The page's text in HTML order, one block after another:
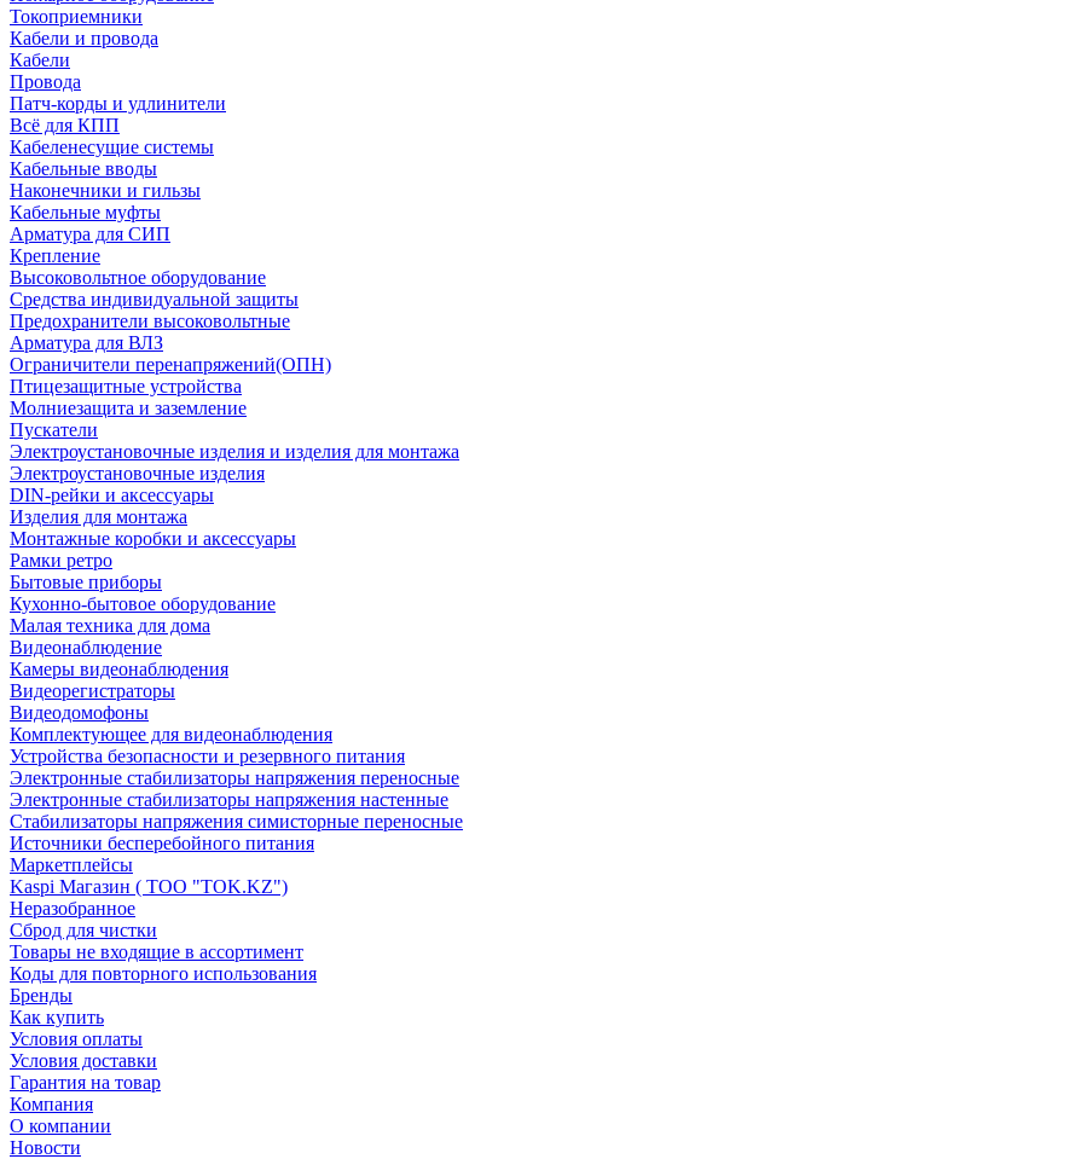
Токоприемники
Кабели и провода
Кабели
Провода
Патч-корды и удлинители
Всё для КПП
Кабеленесущие системы
Кабельные вводы
Наконечники и гильзы
Кабельные муфты
Арматура для СИП
Крепление
Высоковольтное оборудование
Средства индивидуальной защиты
Предохранители высоковольтные
Арматура для ВЛЗ
Ограничители перенапряжений(ОПН)
Птицезащитные устройства
Молниезащита и заземление
Пускатели
Электроустановочные изделия и изделия для монтажа
Электроустановочные изделия
DIN-рейки и аксессуары
Изделия для монтажа
Монтажные коробки и аксессуары
Рамки ретро
Бытовые приборы
Кухонно-бытовое оборудование
Малая техника для дома
Видеонаблюдение
Камеры видеонаблюдения
Видеорегистраторы
Видеодомофоны
Комплектующее для видеонаблюдения
Устройства безопасности и резервного питания
Электронные стабилизаторы напряжения переносные
Электронные стабилизаторы напряжения настенные
Стабилизаторы напряжения симисторные переносные
Источники бесперебойного питания
Маркетплейсы
Kaspi Магазин ( ТОО "TOK.KZ")
Неразобранное
Сброд для чистки
Товары не входящие в ассортимент
Коды для повторного использования
Бренды
Как купить
Условия оплаты
Условия доставки
Гарантия на товар
Компания
О компании
Новости